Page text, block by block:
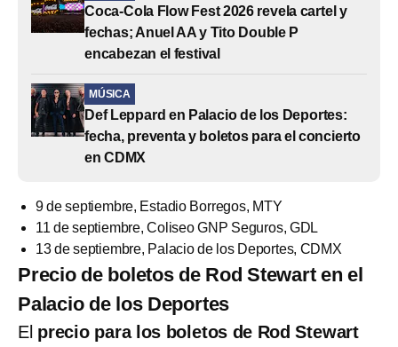
Coca-Cola Flow Fest 2026 revela cartel y
fechas; Anuel AA y Tito Double P
encabezan el festival
MÚSICA
Def Leppard en Palacio de los Deportes:
fecha, preventa y boletos para el concierto
en CDMX
9 de septiembre, Estadio Borregos, MTY
11 de septiembre, Coliseo GNP Seguros, GDL
13 de septiembre, Palacio de los Deportes, CDMX
Precio de boletos de Rod Stewart en el
Palacio de los Deportes
El precio para los boletos de Rod Stewart